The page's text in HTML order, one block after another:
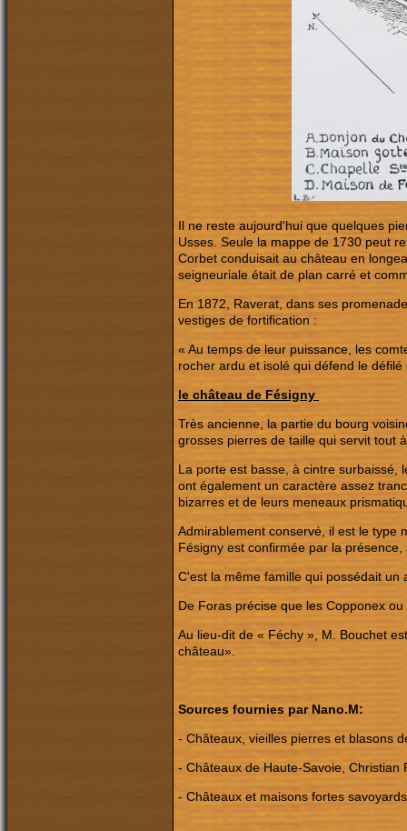
Il ne reste aujourd'hui que quelques
Usses. Seule la mappe de 1730 peut
Corbet conduisait au château en
seigneuriale était de plan carré et
En 1872, Raverat, dans ses
vestiges de fortification :
« Au temps de leur puissance, les
rocher ardu et isolé qui défend le
le château de Fésigny
Très ancienne, la partie du bourg
grosses pierres de taille qui servit tout
La porte est basse, à cintre surbaissé,
ont également un caractère assez
bizarres et de leurs meneaux
Admirablement conservé, il est le type
Fésigny est confirmée par la
C'est la même famille qui possédait un
De Foras précise que les Copponex
Au lieu-dit de « Féchy », M. Bouchet
château».
Sources fournies par Nano.M:
- Châteaux, vieilles pierres et blasons
- Châteaux de Haute-Savoie,
- Châteaux et maisons fortes